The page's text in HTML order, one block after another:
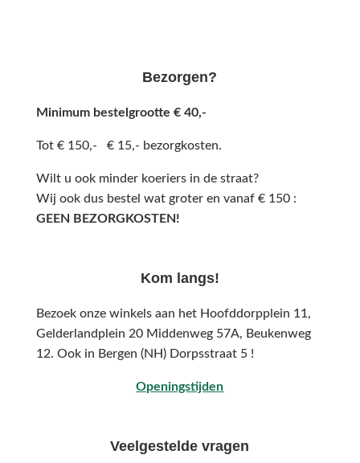
Bezorgen?
Minimum bestelgrootte € 40,-
Tot € 150,- € 15,- bezorgkosten.
Wilt u ook minder koeriers in de straat?
Wij ook dus bestel wat groter en vanaf € 150 :
GEEN BEZORGKOSTEN!
Kom langs!
Bezoek onze winkels aan het Hoofddorpplein 11,
Gelderlandplein 20 Middenweg 57A, Beukenweg
12. Ook in Bergen (NH) Dorpsstraat 5 !
Openingstijden
Veelgestelde vragen